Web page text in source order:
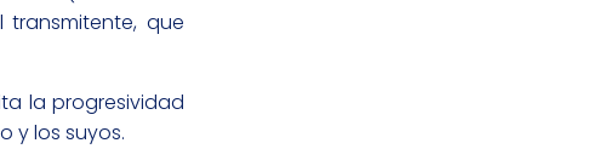
transmitente, que
la progresividad
y los suyos.